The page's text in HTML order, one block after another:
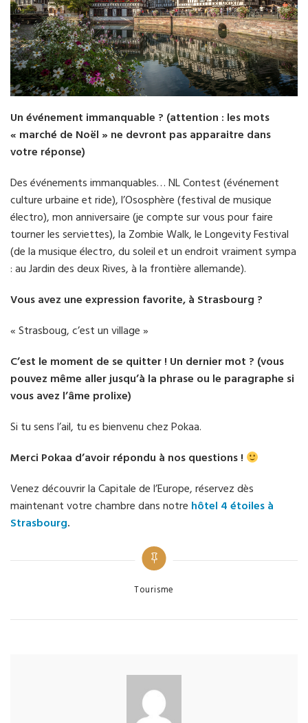
Un événement immanquable ? (attention : les mots
« marché de Noël » ne devront pas apparaitre dans
votre réponse)
Des événements immanquables… NL Contest (événement
culture urbaine et ride), l’Ososphère (festival de musique
électro), mon anniversaire (je compte sur vous pour faire
tourner les serviettes), la Zombie Walk, le Longevity Festival
(de la musique électro, du soleil et un endroit vraiment sympa
: au Jardin des deux Rives, à la frontière allemande).
Vous avez une expression favorite, à Strasbourg ?
« Strasboug, c’est un village »
C’est le moment de se quitter ! Un dernier mot ? (vous
pouvez même aller jusqu’à la phrase ou le paragraphe si
vous avez l’âme prolixe)
Si tu sens l’ail, tu es bienvenu chez Pokaa.
Merci Pokaa d’avoir répondu à nos questions !
Venez découvrir la Capitale de l’Europe, réservez dès
maintenant votre chambre dans notre hôtel 4 étoiles à
Strasbourg.
Categories
Tourisme